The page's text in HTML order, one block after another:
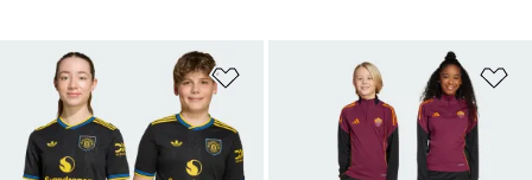
Dodaj do listy życzeń